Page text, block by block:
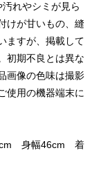
れやシミが見ら
けが甘いもの、縫
ますが、掲載して
初期不良とは異な
画像の色味は撮影
使用の機器端末に
身幅46cm 着